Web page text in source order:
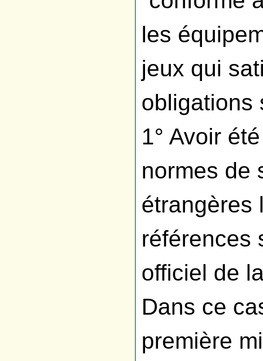
les
jeux qui
obligations
1° Avoir
normes de
étrangères
références
officiel de
Dans ce
première